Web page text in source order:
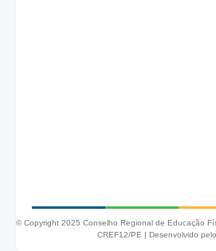
© Copyright 2025 Conselho Regional de Educação
CREF12/PE | Desenvolvido